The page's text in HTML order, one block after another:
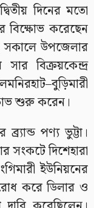
দিনের মতো
বিক্ষোভ করেছেন
সকালে উপজেলার
বিক্রয়কেন্দ্র
শুরু করেন।
পণ্য ভুট্টা।
সংকটে দিশেহারা
ইউনিয়নের
করে ডিলার ও